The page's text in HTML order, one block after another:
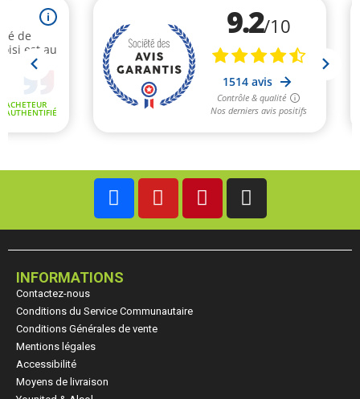
INFORMATIONS
Contactez-nous
Conditions du Service Communautaire
Conditions Générales de vente
Mentions légales
Accessibilité
Moyens de livraison